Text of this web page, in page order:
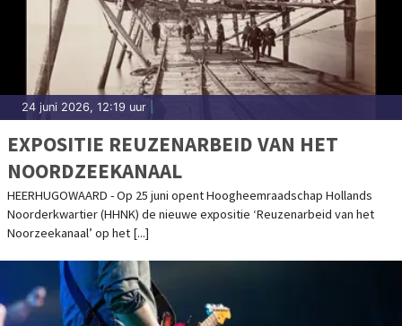
24 juni 2026, 12:19 uur
EXPOSITIE REUZENARBEID VAN HET
NOORDZEEKANAAL
HEERHUGOWAARD - Op 25 juni opent Hoogheemraadschap Hollands
Noorderkwartier (HHNK) de nieuwe expositie ‘Reuzenarbeid van het
Noorzeekanaal’ op het [...]